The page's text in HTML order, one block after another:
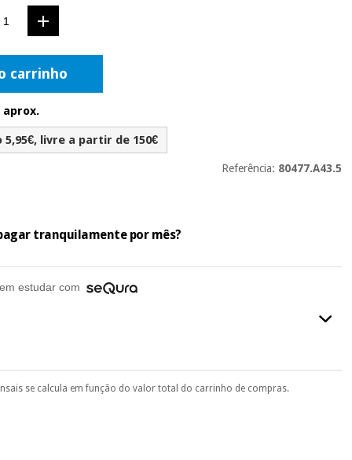
carrinho
aprox.
5,95€, livre a partir de 150€
Referência: 80477.A43.5
tranquilamente por mês?
estudar com
do processo de compra, ao escolher o método de pagamento.
se calcula em função do valor total do carrinho de compras.